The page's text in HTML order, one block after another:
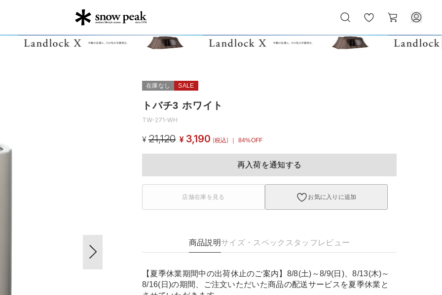
気
に
ー
ト
在庫なし SALE
トバチ3 ホワイト
TW-271-WH
¥ 21,120 ¥ 3,190 (税込) ｜ 84%OFF
再入荷を通知する
店舗在庫を見る お気に入りに追加
商品説明サイズ・スペック スタッフレビュー
【夏季休業期間中の出荷休止のご案内】8/8(土)～8/9(日)、8/13(木)～
8/16(日)の期間、ご注文いただいた商品の配送サービスを夏季休業と